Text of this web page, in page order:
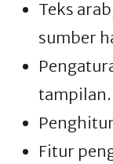
Teks
sumber
tampilan.
Fitur